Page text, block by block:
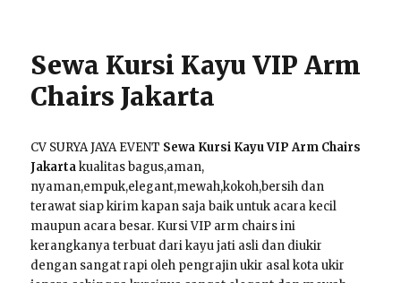
Sewa Kursi Kayu VIP Arm
Chairs Jakarta
CV SURYA JAYA EVENT Sewa Kursi Kayu VIP Arm Chairs
Jakartakualitas bagus,aman,
nyaman,empuk,elegant,mewah,kokoh,bersih dan
terawat siap kirim kapan saja baik untuk acara kecil
maupun acara besar. Kursi VIP arm chairs ini
kerangkanya terbuat dari kayu jati asli dan diukir
dengan sangat rapi oleh pengrajin ukir asal kota ukir